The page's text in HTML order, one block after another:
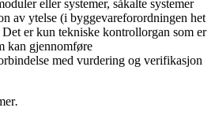
eller systemer, såkalte systemer
av ytelse (i byggevareforordningen het
Det er kun tekniske kontrollorgan som er
kan gjennomføre
med vurdering og verifikasjon
.